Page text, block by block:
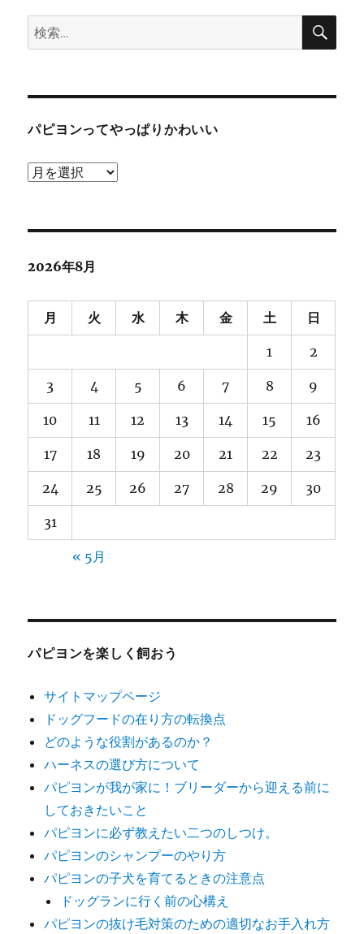
検
索:
検
パピヨンってやっぱりかわいい
パ
っ
っ
か
い
2026年8月
月 火 水 木 金 土 日
1 2
3 4 5 6 7 8 9
10 11 12 13 14 15 16
17 18 19 20 21 22 23
24 25 26 27 28 29 30
31
« 5月
パピヨンを楽しく飼おう
サイトマップページ
ドッグフードの在り方の転換点
どのような役割があるのか？
ハーネスの選び方について
パピヨンが我が家に！ブリーダーから迎える前に
しておきたいこと
パピヨンに必ず教えたい二つのしつけ。
パピヨンのシャンプーのやり方
パピヨンの子犬を育てるときの注意点
ドッグランに行く前の心構え
パピヨンの抜け毛対策のための適切なお手入れ方